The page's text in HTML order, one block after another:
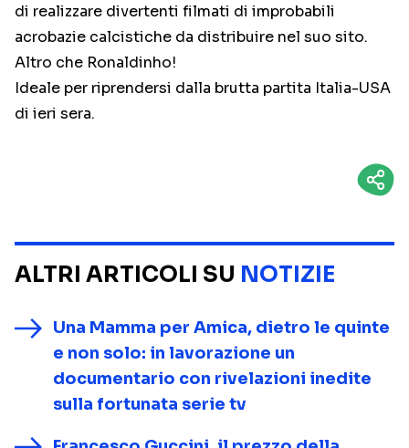
di realizzare divertenti filmati di improbabili
acrobazie calcistiche da distribuire nel suo sito.
Altro che Ronaldinho!
Ideale per riprendersi dalla brutta partita Italia-USA
di ieri sera.
ALTRI ARTICOLI SU NOTIZIE
Una Mamma per Amica, dietro le quinte
e non solo: in lavorazione un
documentario con rivelazioni inedite
sulla fortunata serie tv